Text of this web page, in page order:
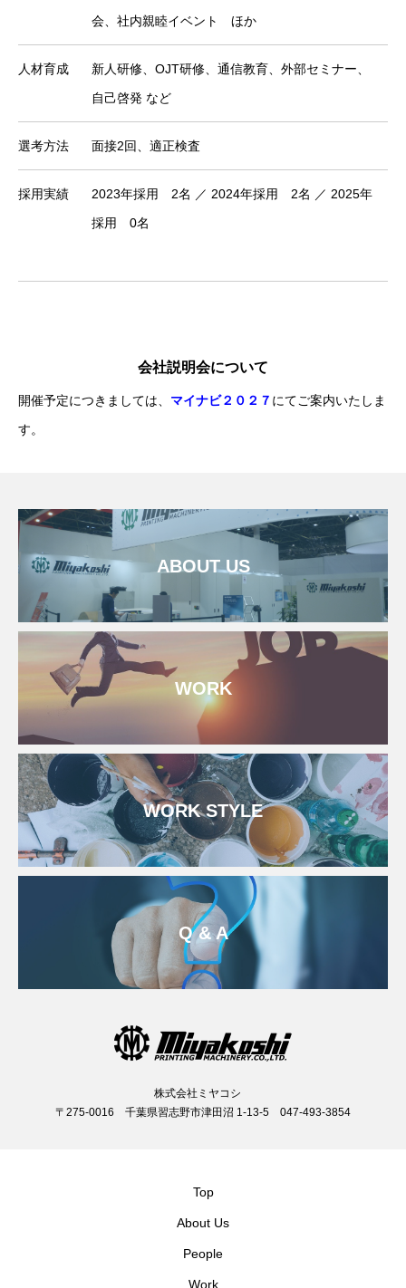
会、社内親睦イベント ほか
人材育成
新人研修、OJT研修、通信教育、外部セミナー、
自己啓発 など
選考方法 面接2回、適正検査
採用実績
2023年採用 2名 ／ 2024年採用 2名 ／ 2025年
採用 0名
会社説明会について
開催予定につきましては、 マイナビ２０２７ にてご案内いたしま
す。
ABOUT US
WORK
WORK STYLE
Q & A
株式会社ミヤコシ
〒275-0016 千葉県習志野市津田沼 1-13-5 047-493-3854
Top
About Us
People
Work